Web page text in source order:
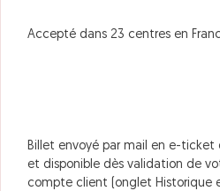
Accepté dans 23 centres en
Billet envoyé par mail en e-ticket
et disponible dès validation de
compte client (onglet Historique